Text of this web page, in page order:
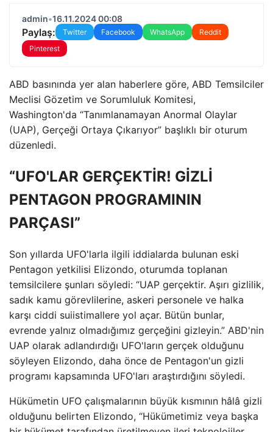
admin•16.11.2024 00:08
Paylaş: Twitter Facebook WhatsApp
Reddit
Pinterest
ABD basınında yer alan haberlere göre, ABD Temsilciler
Meclisi Gözetim ve Sorumluluk Komitesi,
Washington'da “Tanımlanamayan Anormal Olaylar
(UAP), Gerçeği Ortaya Çıkarıyor” başlıklı bir oturum
düzenledi.
“UFO'LAR GERÇEKTİR! GİZLİ
PENTAGON PROGRAMININ
PARÇASI”
Son yıllarda UFO'larla ilgili iddialarda bulunan eski
Pentagon yetkilisi Elizondo, oturumda toplanan
temsilcilere şunları söyledi: “UAP gerçektir. Aşırı gizlilik,
sadık kamu görevlilerine, askeri personele ve halka
karşı ciddi suiistimallere yol açar. Bütün bunlar,
evrende yalnız olmadığımız gerçeğini gizleyin.” ABD'nin
UAP olarak adlandırdığı UFO'ların gerçek olduğunu
söyleyen Elizondo, daha önce de Pentagon'un gizli
programı kapsamında UFO'ları araştırdığını söyledi.
Hükümetin UFO çalışmalarının büyük kısmının hâlâ gizli
olduğunu belirten Elizondo, “Hükümetimiz veya başka